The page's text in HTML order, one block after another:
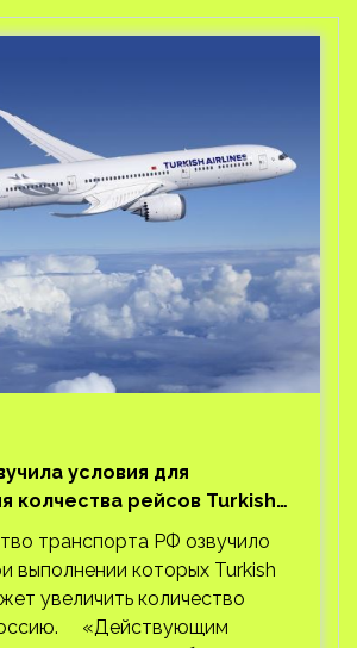
условия для
колчества рейсов Turkish
транспорта РФ озвучило
выполнении которых Turkish
увеличить количество
«Действующим